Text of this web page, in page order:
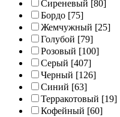
Сиреневый [80]
Бордо [75]
Жемчужный [25]
Голубой [79]
Розовый [100]
Серый [407]
Черный [126]
Синий [63]
Терракотовый [19]
Кофейный [60]